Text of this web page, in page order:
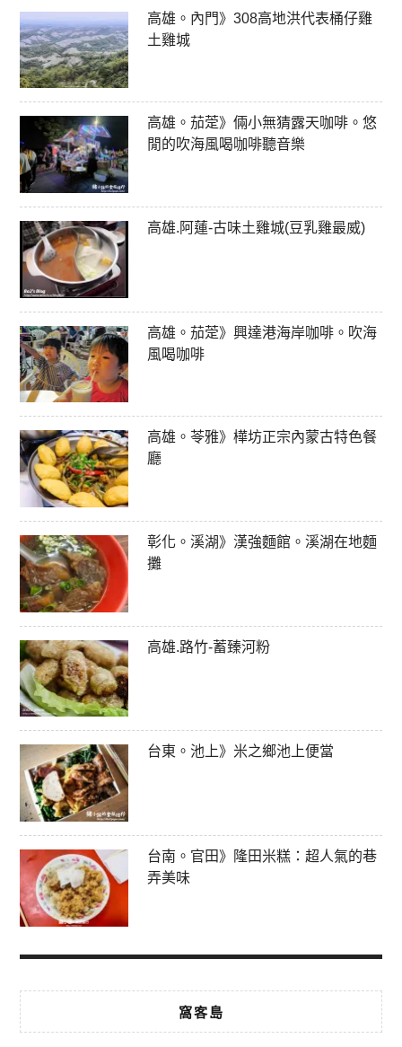
高雄。內門》308高地洪代表桶仔雞
土雞城
高雄。茄萣》倆小無猜露天咖啡。悠
閒的吹海風喝咖啡聽音樂
高雄.阿蓮-古味土雞城(豆乳雞最威)
高雄。茄萣》興達港海岸咖啡。吹海
風喝咖啡
高雄。苓雅》樺坊正宗內蒙古特色餐
廳
彰化。溪湖》漢強麵館。溪湖在地麵
攤
高雄.路竹-蓄臻河粉
台東。池上》米之鄉池上便當
台南。官田》隆田米糕：超人氣的巷
弄美味
窩客島